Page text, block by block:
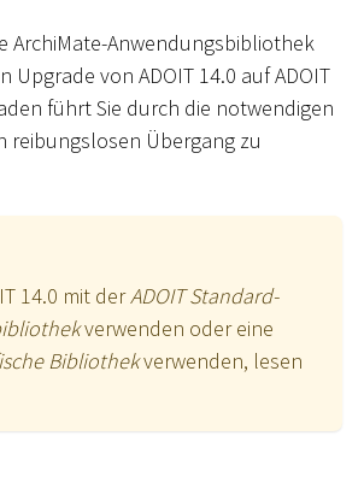
ArchiMate-Anwendungsbibliothek
Upgrade von ADOIT 14.0 auf ADOIT
führt Sie durch die notwendigen
reibungslosen Übergang zu
14.0 mit derADOIT Standard-
verwenden oder eine
Bibliothekverwenden, lesen